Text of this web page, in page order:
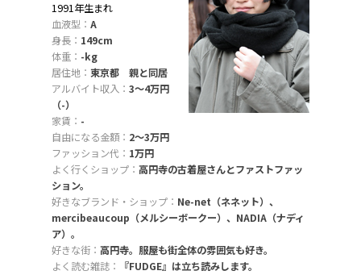
1991年生まれ
血液型： A
身長： 149cm
体重： -kg
居住地： 東京都 親と同居
アルバイト収入： 3〜4万円
（-）
家賃： -
自由になる金額： 2〜3万円
ファッション代： 1万円
よく行くショップ： 高円寺の古着屋さんとファストファッ
ション。
好きなブランド・ショップ： Ne-net（ネネット）、
mercibeaucoup（メルシーボークー）、NADIA（ナディ
ア）。
好きな街： 高円寺。服屋も街全体の雰囲気も好き。
よく読む雑誌：
『FUDGE』は立ち読みします。